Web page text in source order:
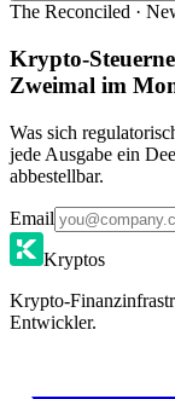
The Reconciled ·
Krypto-
Zweimal im
Was sich
jede Ausgabe ein
abbestellbar.
Email
Kryptos
Krypto-
Entwickler.